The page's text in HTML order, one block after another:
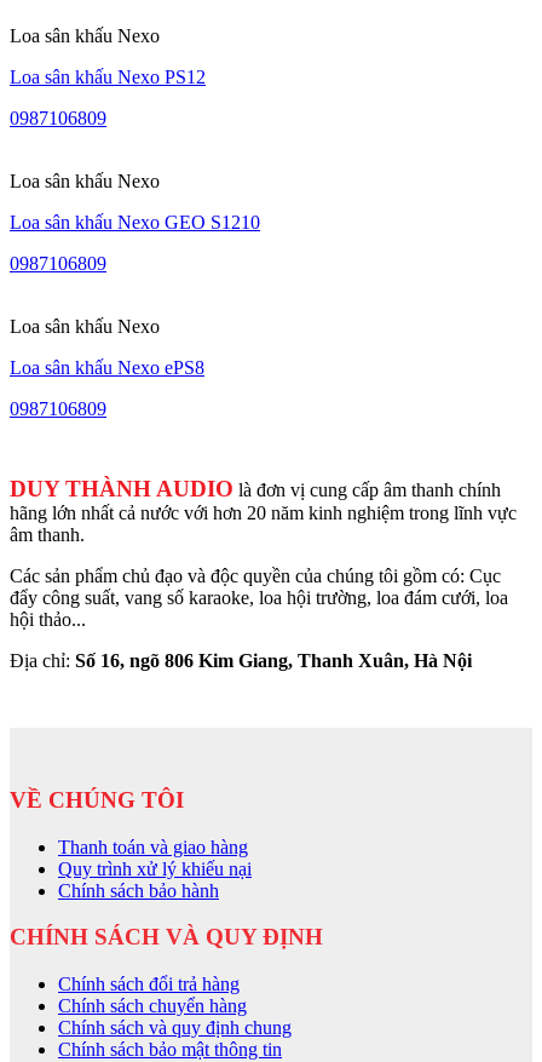
Loa sân khấu Nexo
Loa sân khấu Nexo PS12
0987106809
Loa sân khấu Nexo
Loa sân khấu Nexo GEO S1210
0987106809
Loa sân khấu Nexo
Loa sân khấu Nexo ePS8
0987106809
DUY THÀNH AUDIO là đơn vị cung cấp âm thanh chính
hãng lớn nhất cả nước với hơn 20 năm kinh nghiệm trong lĩnh vực
âm thanh.
Các sản phẩm chủ đạo và độc quyền của chúng tôi gồm có: Cục
đẩy công suất, vang số karaoke, loa hội trường, loa đám cưới, loa
hội thảo...
Địa chỉ: Số 16, ngõ 806 Kim Giang, Thanh Xuân, Hà Nội
VỀ CHÚNG TÔI
Thanh toán và giao hàng
Quy trình xử lý khiếu nại
Chính sách bảo hành
CHÍNH SÁCH VÀ QUY ĐỊNH
Chính sách đổi trả hàng
Chính sách chuyển hàng
Chính sách và quy định chung
Chính sách bảo mật thông tin